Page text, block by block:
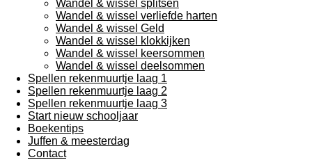
Wandel & wissel splitsen
Wandel & wissel verliefde harten
Wandel & wissel Geld
Wandel & wissel klokkijken
Wandel & wissel keersommen
Wandel & wissel deelsommen
Spellen rekenmuurtje laag 1
Spellen rekenmuurtje laag 2
Spellen rekenmuurtje laag 3
Start nieuw schooljaar
Boekentips
Juffen & meesterdag
Contact